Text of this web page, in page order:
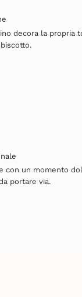
decora la propria
con un momento
portare via.